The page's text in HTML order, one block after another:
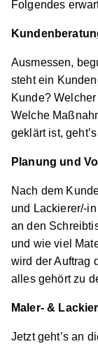
Folgendes
Ausmessen,
steht ein
Kunde?
Welche
geklärt ist,
Planung und
Nach dem
und Lackierer/-
an den
und wie viel
wird der Auftrag
alles gehört zu
Maler- &
Jetzt geht’s an